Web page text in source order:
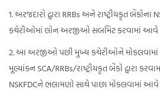
1. અરજદારો દ્વારા RRBs અને રાષ્ટ્રીયકૃત બેંકોના
કચેરીઓમાં લોન અરજીઓ સબમિટ કરવામાં
2. આ અરજીઓ પછી મુખ્ય કચેરીઓને મોકલવામાં
મૂલ્યાંકન SCA/RRBs/રાષ્ટ્રીયકૃત બેંકો દ્વારા
NSKFDCને ભલામણો સાથે પાછા મોકલવામાં